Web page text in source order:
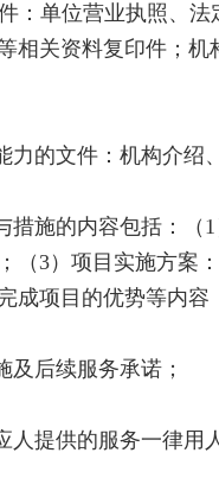
单位营业执照、法
相关资料复印件；
的文件：机构介绍
施的内容包括：（1
（3）项目实施方案
成项目的优势等内
后续服务承诺；
提供的服务一律用